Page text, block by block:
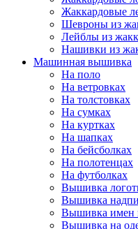
Жаккардовые
Шевроны из
Лейблы из
Нашивки из
Машинная вышивка
На поло
На ветровках
На толстовках
На сумках
На куртках
На шапках
На бейсболках
На полотенцах
На футболках
Вышивка
Вышивка
Вышивка имен
Вышивка на